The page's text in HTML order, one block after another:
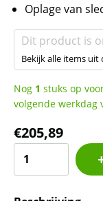
Oplage van
Dit product is
Bekijk alle items uit
Nog 1 stuks op
volgende werkdag
€205,89
Springbok